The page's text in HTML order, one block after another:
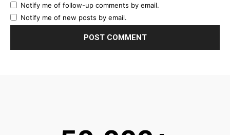
Notify me of follow-up comments by email.
Notify me of new posts by email.